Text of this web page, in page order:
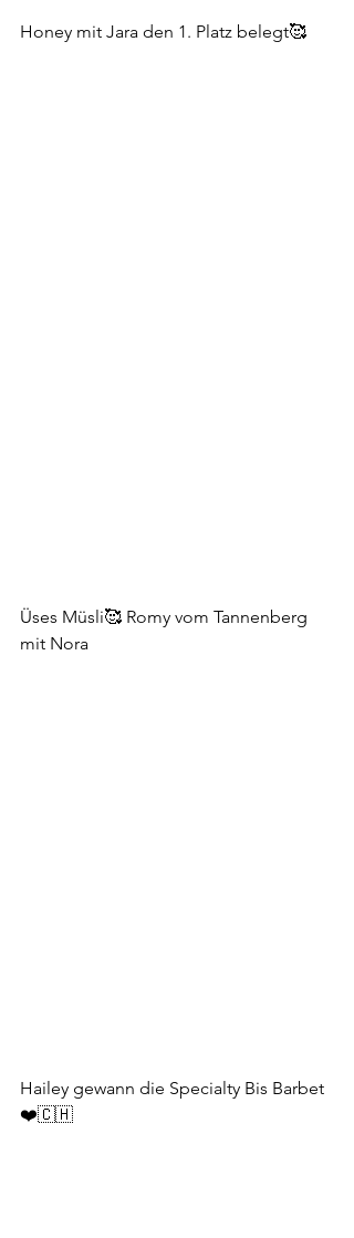
Honey mit Jara den 1. Platz belegt🥰
Üses Müsli🥰 Romy vom Tannenberg
mit Nora
Hailey gewann die Specialty Bis Barbet
❤️🇨🇭